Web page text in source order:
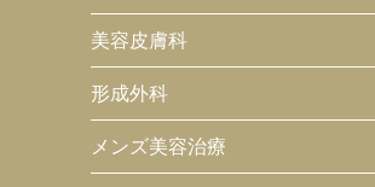
美容皮膚科
形成外科
メンズ美容治療